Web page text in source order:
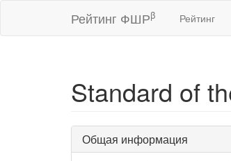
Рейтинг ФШРβ Рейтинг
Standard of
Общая информация